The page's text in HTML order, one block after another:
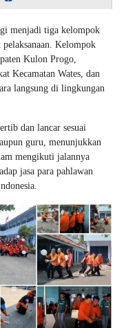
menjadi tiga kelompok
pelaksanaan. Kelompok
Kulon Progo,
Kecamatan Wates, dan
langsung di lingkungan
dan lancar sesuai
guru, menunjukkan
mengikuti jalannya
jasa para pahlawan